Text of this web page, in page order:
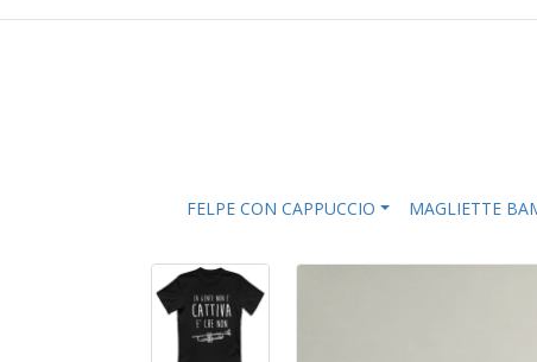
FELPE CON CAPPUCCIO MAGLIETTE